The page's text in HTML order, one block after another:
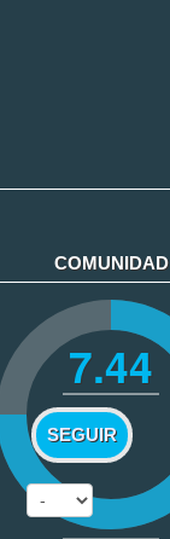
COMUNIDAD
7.44
SEGUIR